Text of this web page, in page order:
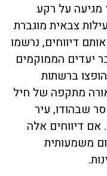
על רקע
צבאית מוגברת
דיווחים, נרשמו
יעדים הממוקמים
ברשתות
מתקפה של חיל
שבהודו, עיר
אם דיווחים אלה
משמעותית